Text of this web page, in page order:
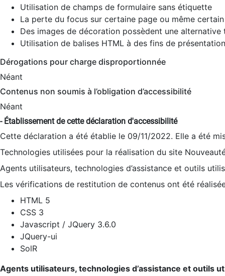
Utilisation de champs de formulaire sans étiquette
La perte du focus sur certaine page ou même
Des images de décoration possèdent une alternative
Utilisation de balises HTML à des fins de
Dérogations pour charge disproportionnée
Néant
Contenus non soumis à l’obligation d’accessibilité
Néant
- Établissement de cette déclaration d'accessibilité
Cette déclaration a été établie le 09/11/2022. Elle a été
Technologies utilisées pour la réalisation du site
Agents utilisateurs, technologies d’assistance et outils
Les vérifications de restitution de contenus ont été
HTML 5
CSS 3
Javascript / JQuery 3.6.0
JQuery-ui
SolR
Agents utilisateurs, technologies d’assistance et outils